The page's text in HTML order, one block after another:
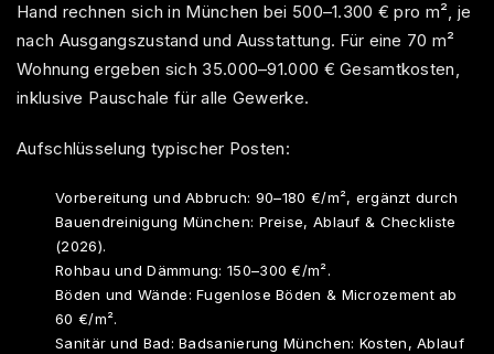
Hand rechnen sich in München bei 500–1.300 € pro m², je
nach Ausgangszustand und Ausstattung. Für eine 70 m²
Wohnung ergeben sich 35.000–91.000 € Gesamtkosten,
inklusive Pauschale für alle Gewerke.
Aufschlüsselung typischer Posten:
Vorbereitung und Abbruch: 90–180 €/m², ergänzt durch
Bauendreinigung München: Preise, Ablauf & Checkliste
(2026).
Rohbau und Dämmung: 150–300 €/m².
Böden und Wände:Fugenlose Böden & Microzementab
60 €/m².
Sanitär und Bad:Badsanierung München: Kosten, Ablauf